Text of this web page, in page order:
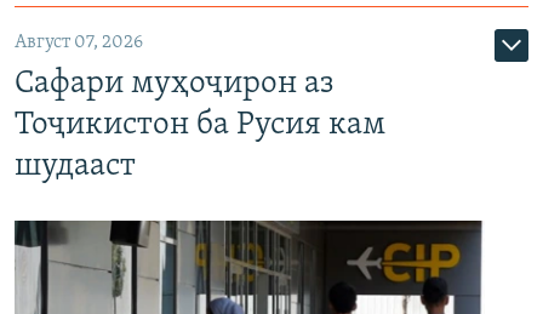
Август 07, 2026
Сафари муҳоҷирон аз
Тоҷикистон ба Русия кам
шудааст